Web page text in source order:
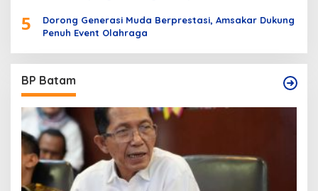
5
Dorong Generasi Muda Berprestasi, Amsakar Dukung
Penuh Event Olahraga
BP Batam